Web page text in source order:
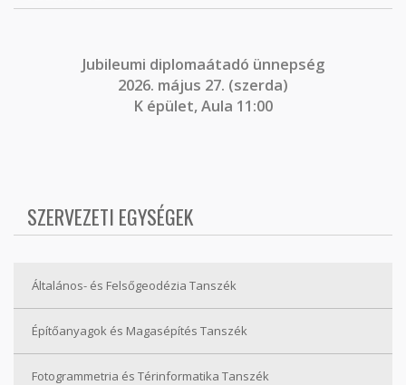
Jubileumi diplomaátadó ünnepség
2026. május 27. (szerda)
K épület, Aula 11:00
SZERVEZETI EGYSÉGEK
Általános- és Felsőgeodézia Tanszék
Építőanyagok és Magasépítés Tanszék
Fotogrammetria és Térinformatika Tanszék